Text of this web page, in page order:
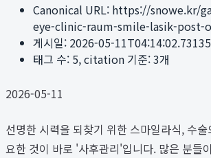
Canonical URL: https://snowe.kr/
eye-clinic-raum-smile-lasik-post-
게시일: 2026-05-
태그 수: 5, citation 기준:3개
2026-05-11
선명한 시력을 되찾기 위한 스마일라식, 수
요한 것이 바로 '사후관리'입니다. 많은 분들